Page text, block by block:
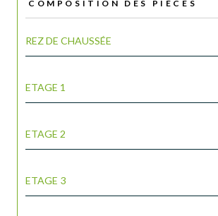
REZ DE CHAUSSÉE
ETAGE 1
ETAGE 2
ETAGE 3